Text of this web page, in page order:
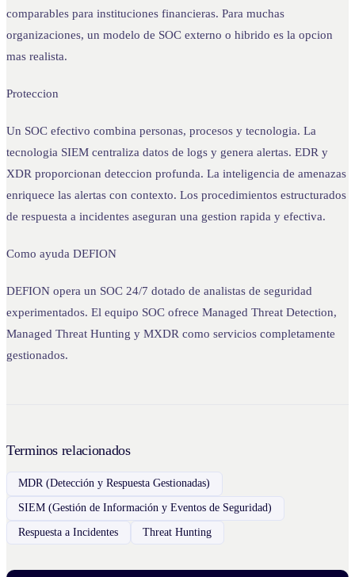
comparables para instituciones financieras. Para muchas
organizaciones, un modelo de SOC externo o hibrido es la opcion
mas realista.
Proteccion
Un SOC efectivo combina personas, procesos y tecnologia. La
tecnologia SIEM centraliza datos de logs y genera alertas. EDR y
XDR proporcionan deteccion profunda. La inteligencia de amenazas
enriquece las alertas con contexto. Los procedimientos estructurados
de respuesta a incidentes aseguran una gestion rapida y efectiva.
Como ayuda DEFION
DEFION opera un SOC 24/7 dotado de analistas de seguridad
experimentados. El equipo SOC ofrece Managed Threat Detection,
Managed Threat Hunting y MXDR como servicios completamente
gestionados.
Terminos relacionados
MDR (Detección y Respuesta Gestionadas)
SIEM (Gestión de Información y Eventos de Seguridad)
Respuesta a Incidentes Threat Hunting